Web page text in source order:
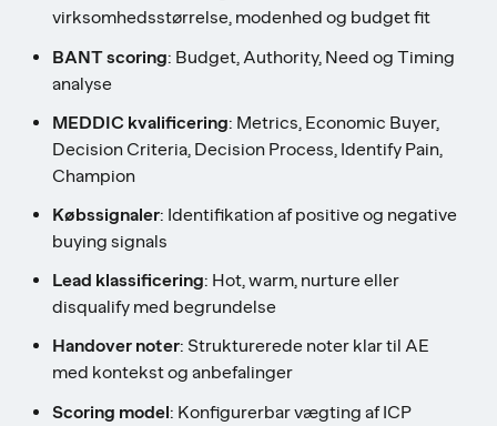
virksomhedsstørrelse, modenhed og budget fit
BANT scoring: Budget, Authority, Need og Timing
analyse
MEDDIC kvalificering: Metrics, Economic Buyer,
Decision Criteria, Decision Process, Identify Pain,
Champion
Købssignaler: Identifikation af positive og negative
buying signals
Lead klassificering: Hot, warm, nurture eller
disqualify med begrundelse
Handover noter: Strukturerede noter klar til AE
med kontekst og anbefalinger
Scoring model: Konfigurerbar vægting af ICP